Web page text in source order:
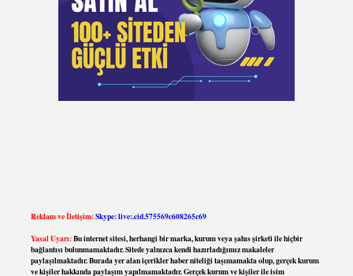
Reklam ve İletişim:Skype: live:.cid.575569c608265c69
Yasal Uyarı:Bu internet sitesi, herhangi bir marka, kurum veya şahıs şirketi ile hiçbir
bağlantısı bulunmamaktadır. Sitede yalnızca kendi hazırladığımız makaleler
paylaşılmaktadır. Burada yer alan içerikler haber niteliği taşımamakta olup, gerçek kurum
ve kişiler hakkında paylaşım yapılmamaktadır. Gerçek kurum ve kişiler ile isim